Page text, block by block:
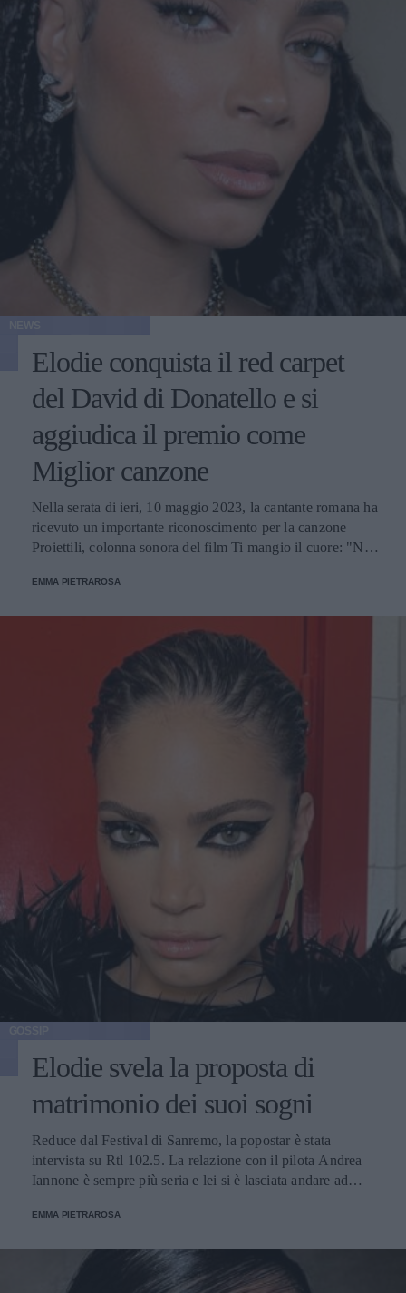
Elodie conquista il red carpet
del David di Donatello e si
aggiudica il premio come
Miglior canzone
Nella serata di ieri, 10 maggio 2023, la cantante romana ha
ricevuto un importante riconoscimento per la canzone
Proiettili, colonna sonora del film Ti mangio il cuore: "Non
incredula sul palco di Cinecittà.
EMMA PIETRAROSA
Elodie svela la proposta di
matrimonio dei suoi sogni
Reduce dal Festival di Sanremo, la popostar è stata
intervista su Rtl 102.5. La relazione con il pilota Andrea
Iannone è sempre più seria e lei si è lasciata andare ad
EMMA PIETRAROSA